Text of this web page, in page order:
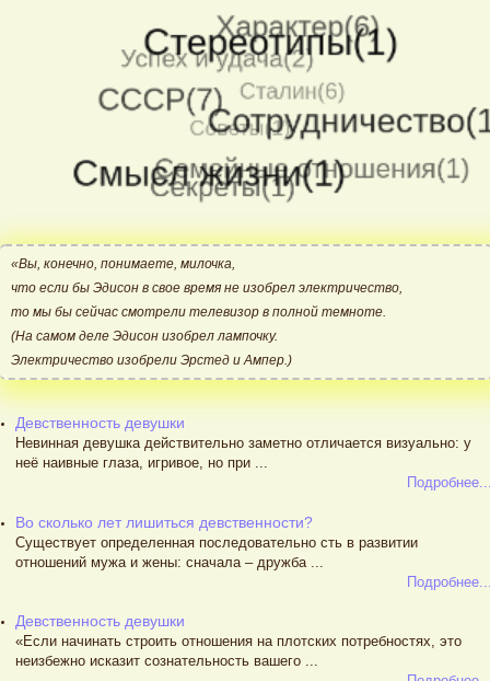
«Вы, конечно, понимаете, милочка,
что если бы Эдисон в свое время не изобрел электричество,
то мы бы сейчас смотрели телевизор в полной темноте.
(На самом деле Эдисон изобрел лампочку.
Электричество изобрели Эрстед и Ампер.)
Девственность девушки
Невинная девушка действительно заметно отличается визуально: у
неё наивные глаза, игривое, но при ...
Во сколько лет лишиться девственности?
Существует определенная последовательно сть в развитии
отношений мужа и жены: сначала – дружба ...
Девственность девушки
«Если начинать строить отношения на плотских потребностях, это
неизбежно исказит сознательность вашего ...